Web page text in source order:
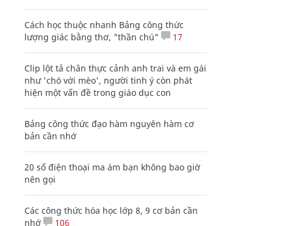
Cách học thuộc nhanh Bảng công thức
lượng giác bằng thơ, "thần chú"
17
Clip lột tả chân thực cảnh anh trai và em gái
như 'chó với mèo', người tinh ý còn phát
hiện một vấn đề trong giáo dục con
Bảng công thức đạo hàm nguyên hàm cơ
bản cần nhớ
20 số điện thoại ma ám bạn không bao giờ
nên gọi
Các công thức hóa học lớp 8, 9 cơ bản cần
nhớ
106